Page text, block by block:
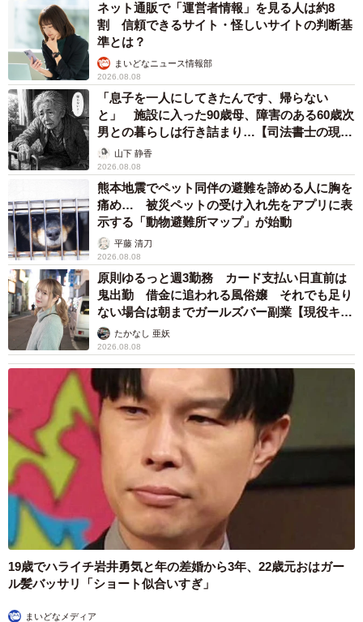
ネット通販で「運営者情報」を見る人は約8
割 信頼できるサイト・怪しいサイトの判断基
準とは？
まいどなニュース情報部
2026.08.08
「息子を一人にしてきたんです、帰らない
と」 施設に入った90歳母、障害のある60歳次
男との暮らしは行き詰まり…【司法書士の現場
から】山下 静香
2026.08.08
熊本地震でペット同伴の避難を諦める人に胸を
痛め… 被災ペットの受け入れ先をアプリに表
示する「動物避難所マップ」が始動
平藤 清刀
2026.08.08
原則ゆるっと週3勤務 カード支払い日直前は
鬼出勤 借金に追われる風俗嬢 それでも足り
ない場合は朝までガールズバー副業【現役キャ
ストに取材】
たかなし 亜妖
2026.08.08
19歳でハライチ岩井勇気と年の差婚から3年、22歳元おはガー
ル髪バッサリ「ショート似合いすぎ」
まいどなメディア